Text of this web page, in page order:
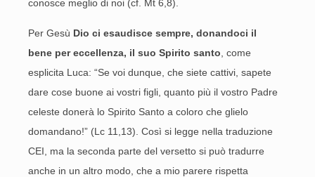
conosce meglio di noi (cf. Mt 6,8).
Per Gesù Dio ci esaudisce sempre, donandoci il
bene per eccellenza, il suo Spirito santo , come
esplicita Luca: “Se voi dunque, che siete cattivi, sapete
dare cose buone ai vostri figli, quanto più il vostro Padre
celeste donerà lo Spirito Santo a coloro che glielo
domandano!” (Lc 11,13). Così si legge nella traduzione
CEI, ma la seconda parte del versetto si può tradurre
anche in un altro modo, che a mio parere rispetta